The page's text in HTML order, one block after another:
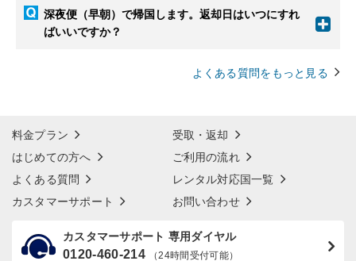
深夜便（早朝）で帰国します。返却日はいつにすれ
ばいいですか？
よくある質問をもっと見る
料金プラン
受取・返却
はじめての方へ
ご利用の流れ
よくある質問
レンタル対応国一覧
カスタマーサポート
お問い合わせ
カスタマーサポート 専用ダイヤル
0120-460-214 （24時間受付可能）